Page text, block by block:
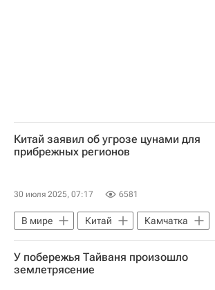
Китай заявил об угрозе цунами для
прибрежных регионов
30 июля 2025, 07:17 6581
В мире Китай
Камчатка
Тайвань
Российская академия наук
У побережья Тайваня произошло
землетрясение